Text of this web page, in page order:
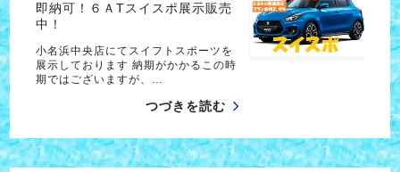
即納可！６ＡTスイスポ展示販売
中！
小名浜中央店にてスイフトスポーツを
展示しております 納期がかかるこの時
期ではございますが、…
つづきを読む